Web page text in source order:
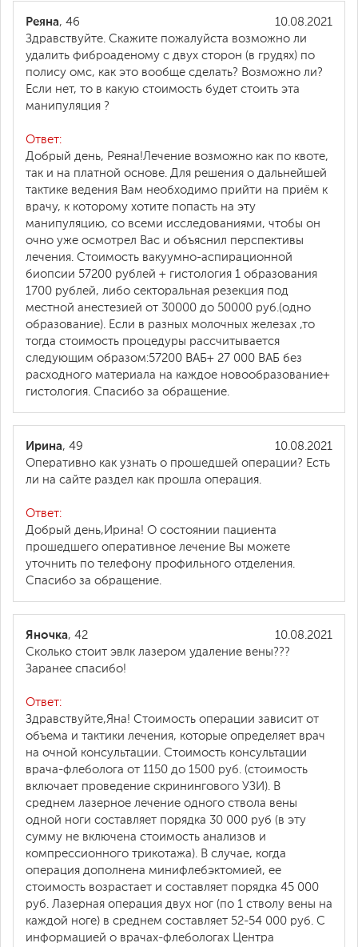
10.08.2021
Реяна, 46
Здравствуйте. Скажите пожалуйста возможно ли
удалить фиброаденому с двух сторон (в грудях) по
полису омс, как это вообще сделать? Возможно ли?
Если нет, то в какую стоимость будет стоить эта
манипуляция ?
Ответ:
Добрый день, Реяна!Лечение возможно как по квоте,
так и на платной основе. Для решения о дальнейшей
тактике ведения Вам необходимо прийти на приём к
врачу, к которому хотите попасть на эту
манипуляцию, со всеми исследованиями, чтобы он
очно уже осмотрел Вас и объяснил перспективы
лечения. Стоимость вакуумно-аспирационной
биопсии 57200 рублей + гистология 1 образования
1700 рублей, либо секторальная резекция под
местной анестезией от 30000 до 50000 руб.(одно
образование). Если в разных молочных железах ,то
тогда стоимость процедуры рассчитывается
следующим образом:57200 ВАБ+ 27 000 ВАБ без
расходного материала на каждое новообразование+
гистология. Спасибо за обращение.
10.08.2021
Ирина, 49
Оперативно как узнать о прошедшей операции? Есть
ли на сайте раздел как прошла операция.
Ответ:
Добрый день,Ирина! О состоянии пациента
прошедшего оперативное лечение Вы можете
уточнить по телефону профильного отделения.
Спасибо за обращение.
10.08.2021
Яночка, 42
Сколько стоит эвлк лазером удаление вены???
Заранее спасибо!
Ответ:
Здравствуйте,Яна! Стоимость операции зависит от
объема и тактики лечения, которые определяет врач
на очной консультации. Стоимость консультации
врача-флеболога от 1150 до 1500 руб. (стоимость
включает проведение скринингового УЗИ). В
среднем лазерное лечение одного ствола вены
одной ноги составляет порядка 30 000 руб (в эту
сумму не включена стоимость анализов и
компрессионного трикотажа). В случае, когда
операция дополнена минифлебэктомией, ее
стоимость возрастает и составляет порядка 45 000
руб. Лазерная операция двух ног (по 1 стволу вены на
каждой ноге) в среднем составляет 52-54 000 руб. С
информацией о врачах-флебологах Центра